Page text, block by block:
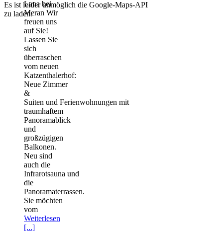
Es ist leider unmöglich die Google-Maps-API
zu laden.
Lana bei
Meran Wir
freuen uns
auf Sie!
Lassen Sie
sich
überraschen
vom neuen
Katzenthalerhof:
Neue Zimmer
&
Suiten und Ferienwohnungen mit
traumhaftem
Panoramablick
und
großzügigen
Balkonen.
Neu sind
auch die
Infrarotsauna und
die
Panoramaterrassen.
Sie möchten
vom
Weiterlesen
[...]